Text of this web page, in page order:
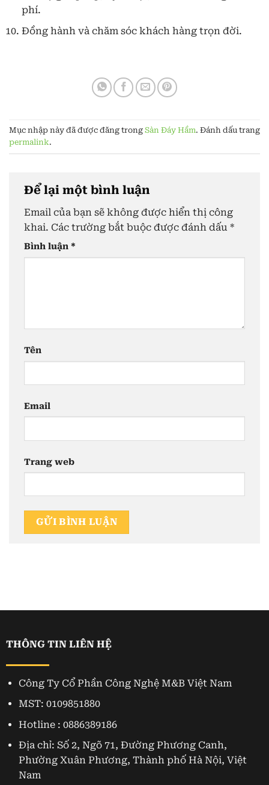
phí.
Đồng hành và chăm sóc khách hàng trọn đời.
Mục nhập này đã được đăng trong Sàn Đáy Hầm. Đánh dấu trang
permalink.
Để lại một bình luận
Email của bạn sẽ không được hiển thị công
khai. Các trường bắt buộc được đánh dấu *
Bình luận *
Tên
Email
Trang web
THÔNG TIN LIÊN HỆ
Công Ty Cổ Phần Công Nghệ M&B Việt Nam
MST: 0109851880
Hotline : 0886389186
Địa chỉ: Số 2, Ngõ 71, Đường Phương Canh,
Phường Xuân Phương, Thành phố Hà Nội, Việt
Nam